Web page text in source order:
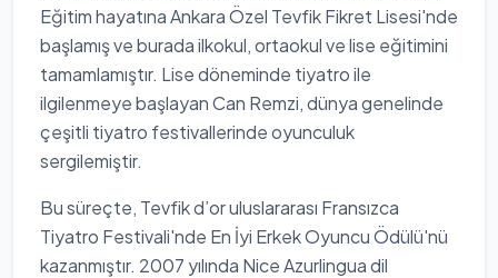
Eğitim hayatına Ankara Özel Tevfik Fikret Lisesi'nde
başlamış ve burada ilkokul, ortaokul ve lise eğitimini
tamamlamıştır. Lise döneminde tiyatro ile
ilgilenmeye başlayan Can Remzi, dünya genelinde
çeşitli tiyatro festivallerinde oyunculuk
sergilemiştir.
Bu süreçte, Tevfik d’or uluslararası Fransızca
Tiyatro Festivali'nde En İyi Erkek Oyuncu Ödülü'nü
kazanmıştır. 2007 yılında Nice Azurlingua dil